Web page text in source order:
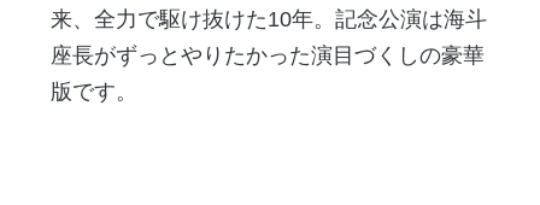
来、全力で駆け抜けた10年。記念公演は海斗
座長がずっとやりたかった演目づくしの豪華
版です。